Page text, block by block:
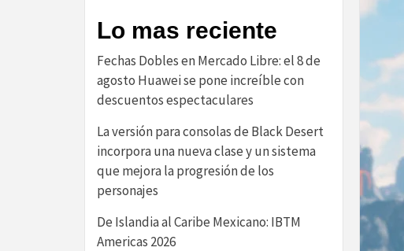
Lo mas reciente
Fechas Dobles en Mercado Libre: el 8 de
agosto Huawei se pone increíble con
descuentos espectaculares
La versión para consolas de Black Desert
incorpora una nueva clase y un sistema
que mejora la progresión de los
personajes
De Islandia al Caribe Mexicano: IBTM
Americas 2026